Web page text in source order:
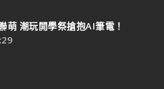
萌 潮玩開學祭搶抱AI筆電！